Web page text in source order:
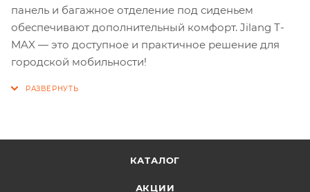
панель и багажное отделение под сиденьем
обеспечивают дополнительный комфорт. Jilang T-
MAX — это доступное и практичное решение для
городской мобильности!
КАТАЛОГ
АКЦИИ